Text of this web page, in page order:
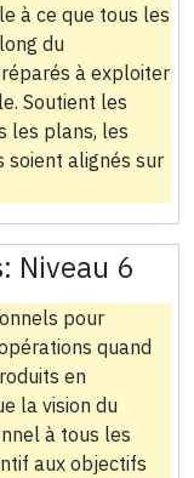
à ce que tous les
du
à exploiter
Soutient les
les plans, les
alignés sur
Niveau 6
pour
quand
en
la vision du
à tous les
aux objectifs